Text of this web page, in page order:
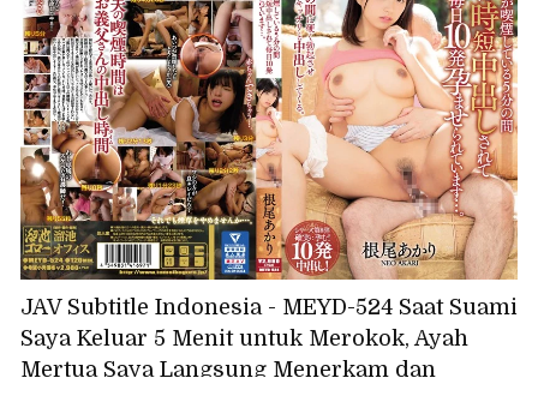
penis besar ayah tirinya, Inoue Momo
JAV Subtitle Indonesia - MEYD-524 Saat Suami
Saya Keluar 5 Menit untuk Merokok, Ayah
Mertua Saya Langsung Menerkam dan